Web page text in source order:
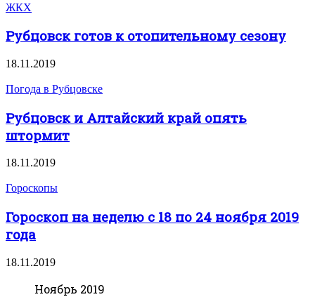
ЖКХ
Рубцовск готов к отопительному сезону
18.11.2019
Погода в Рубцовске
Рубцовск и Алтайский край опять
штормит
18.11.2019
Гороскопы
Гороскоп на неделю с 18 по 24 ноября 2019
года
18.11.2019
Ноябрь 2019